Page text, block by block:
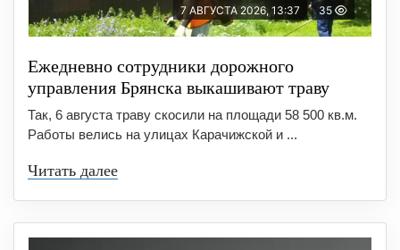
7 АВГУСТА 2026, 13:37 35
Ежедневно сотрудники дорожного
управления Брянска выкашивают траву
Так, 6 августа траву скосили на площади 58 500 кв.м.
Работы велись на улицах Карачижской и ...
Читать далее